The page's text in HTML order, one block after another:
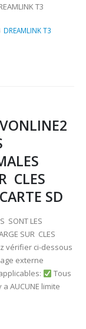
T3
DREAMLINK T3
CLES
SD
SONT LES
SUR CLES
vérifier ci-dessous
externe
Tous
AUCUNE limite